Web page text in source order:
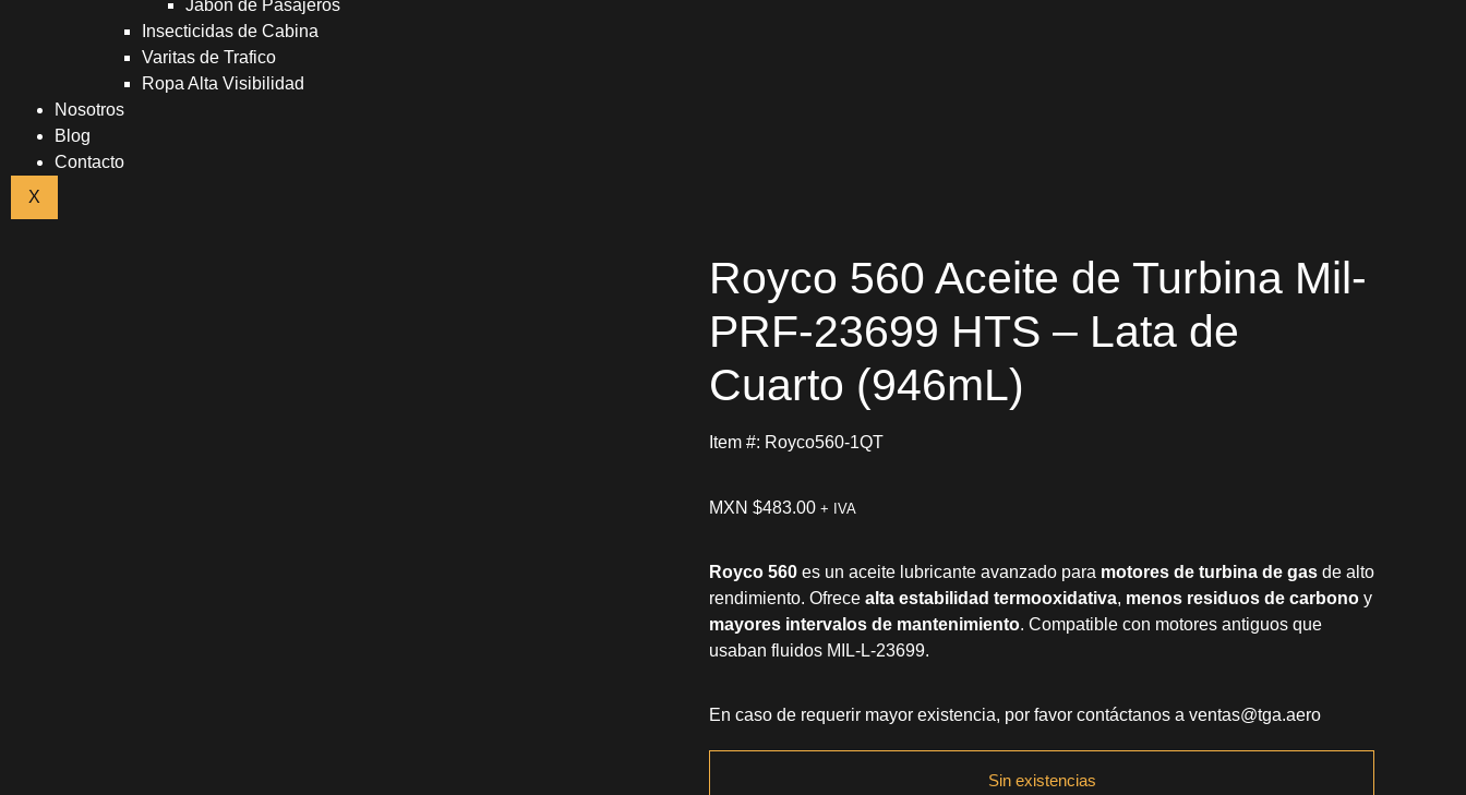
Jabón de Pasajeros
Insecticidas de Cabina
Varitas de Trafico
Ropa Alta Visibilidad
Nosotros
Blog
Contacto
X
Royco 560 Aceite de Turbina Mil-
PRF-23699 HTS – Lata de
Cuarto (946mL)
Item #: Royco560-1QT
MXN $483.00 + IVA
Royco 560 es un aceite lubricante avanzado para motores de turbina de gas de alto
rendimiento. Ofrece alta estabilidad termooxidativa, menos residuos de carbono y
mayores intervalos de mantenimiento. Compatible con motores antiguos que
usaban fluidos MIL-L-23699.
En caso de requerir mayor existencia, por favor contáctanos a ventas@tga.aero
Sin existencias